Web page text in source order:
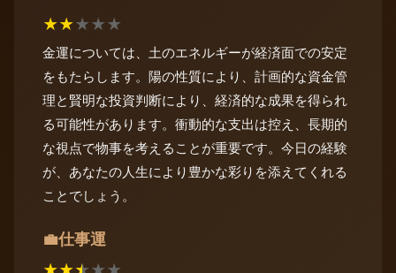
★★★★★
金運については、土のエネルギーが経済面での安定
をもたらします。陽の性質により、計画的な資金管
理と賢明な投資判断により、経済的な成果を得られ
る可能性があります。衝動的な支出は控え、長期的
な視点で物事を考えることが重要です。今日の経験
が、あなたの人生により豊かな彩りを添えてくれる
ことでしょう。
💼仕事運